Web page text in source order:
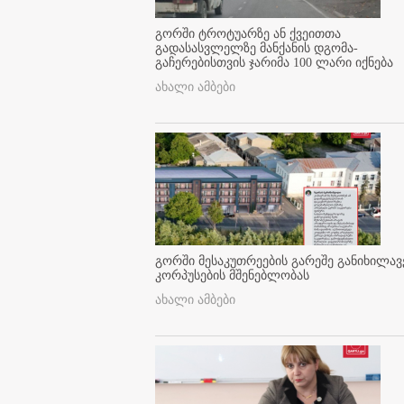
გორში ტროტუარზე ან ქვეითთა
გადასასვლელზე მანქანის დგომა-
გაჩერებისთვის ჯარიმა 100 ლარი იქნება
ახალი ამბები
გორში მესაკუთრეების გარეშე
კორპუსების მშენებლობას
ახალი ამბები